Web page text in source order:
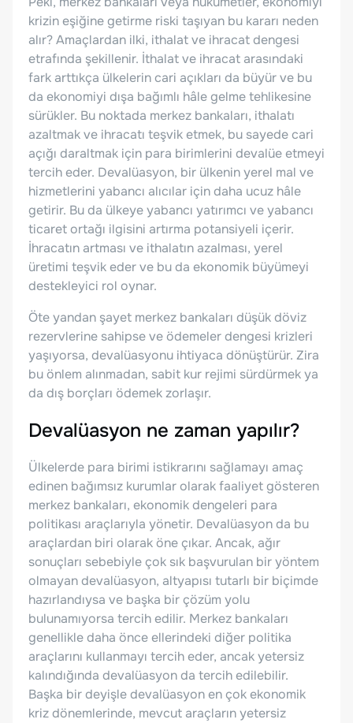
krizin eşiğine getirme riski taşıyan bu kararı neden
alır? Amaçlardan ilki, ithalat ve ihracat dengesi
etrafında şekillenir. İthalat ve ihracat arasındaki
fark arttıkça ülkelerin cari açıkları da büyür ve bu
da ekonomiyi dışa bağımlı hâle gelme tehlikesine
sürükler. Bu noktada merkez bankaları, ithalatı
azaltmak ve ihracatı teşvik etmek, bu sayede cari
açığı daraltmak için para birimlerini devalüe etmeyi
tercih eder. Devalüasyon, bir ülkenin yerel mal ve
hizmetlerini yabancı alıcılar için daha ucuz hâle
getirir. Bu da ülkeye yabancı yatırımcı ve yabancı
ticaret ortağı ilgisini artırma potansiyeli içerir.
İhracatın artması ve ithalatın azalması, yerel
üretimi teşvik eder ve bu da ekonomik büyümeyi
destekleyici rol oynar.
Öte yandan şayet merkez bankaları düşük döviz
rezervlerine sahipse ve ödemeler dengesi krizleri
yaşıyorsa, devalüasyonu ihtiyaca dönüştürür. Zira
bu önlem alınmadan, sabit kur rejimi sürdürmek ya
da dış borçları ödemek zorlaşır.
Devalüasyon ne zaman yapılır?
Ülkelerde para birimi istikrarını sağlamayı amaç
edinen bağımsız kurumlar olarak faaliyet gösteren
merkez bankaları, ekonomik dengeleri para
politikası araçlarıyla yönetir. Devalüasyon da bu
araçlardan biri olarak öne çıkar. Ancak, ağır
sonuçları sebebiyle çok sık başvurulan bir yöntem
olmayan devalüasyon, altyapısı tutarlı bir biçimde
hazırlandıysa ve başka bir çözüm yolu
bulunamıyorsa tercih edilir. Merkez bankaları
genellikle daha önce ellerindeki diğer politika
araçlarını kullanmayı tercih eder, ancak yetersiz
kalındığında devalüasyon da tercih edilebilir.
Başka bir deyişle devalüasyon en çok ekonomik
kriz dönemlerinde, mevcut araçların yetersiz